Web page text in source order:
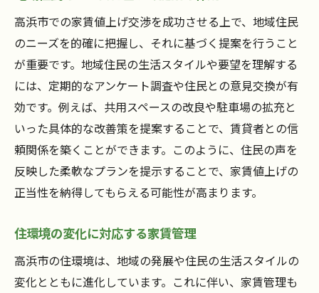
高浜市での家賃値上げ交渉を成功させる上で、地域住民
のニーズを的確に把握し、それに基づく提案を行うこと
が重要です。地域住民の生活スタイルや要望を理解する
には、定期的なアンケート調査や住民との意見交換が有
効です。例えば、共用スペースの改良や駐車場の拡充と
いった具体的な改善策を提案することで、賃貸者との信
頼関係を築くことができます。このように、住民の声を
反映した柔軟なプランを提示することで、家賃値上げの
正当性を納得してもらえる可能性が高まります。
住環境の変化に対応する家賃管理
高浜市の住環境は、地域の発展や住民の生活スタイルの
変化とともに進化しています。これに伴い、家賃管理も